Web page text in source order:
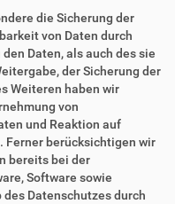
die Sicherung der
von Daten durch
Daten, als auch des sie
der Sicherung der
Weiteren haben wir
von
und Reaktion auf
Ferner berücksichtigen wir
bereits bei der
Software sowie
Datenschutzes durch